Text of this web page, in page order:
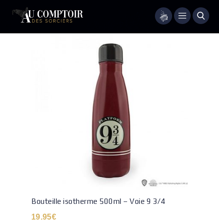
Menu
Bouteille isotherme 500ml – Voie 9 3/4
19.95€